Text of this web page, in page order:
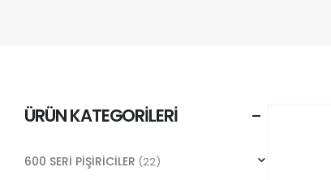
ÜRÜN KATEGORILERI
600 SERİ PİŞİRİCİLER (22)